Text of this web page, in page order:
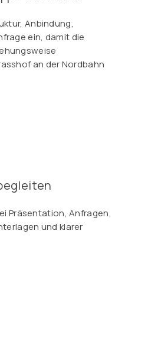
Anbindung,
ein, damit die
an der Nordbahn
Präsentation, Anfragen,
und klarer